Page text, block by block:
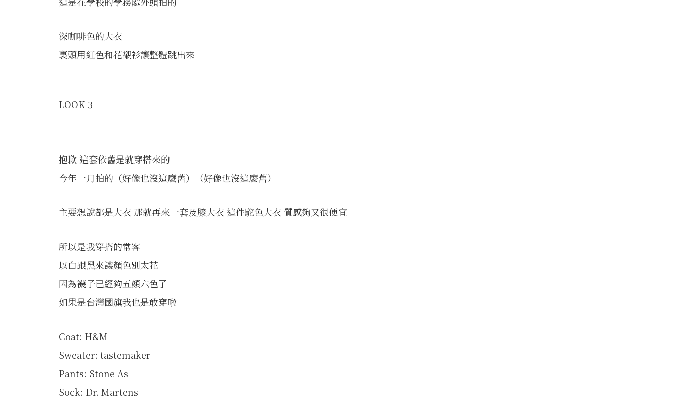
深咖啡色的大衣
裏頭用紅色和花襯衫讓整體跳出來
LOOK 3
抱歉 這套依舊是就穿搭來的
今年一月拍的（好像也沒這麼舊）（好像也沒這麼舊）
主要想說都是大衣 那就再來一套及膝大衣 這件駝色大衣 質感夠又很便宜
所以是我穿搭的常客
以白跟黑來讓顏色別太花
因為襪子已經夠五顏六色了
如果是台灣國旗我也是敢穿啦
Coat: H&M
Sweater: tastemaker
Pants: Stone As
Sock: Dr. Martens